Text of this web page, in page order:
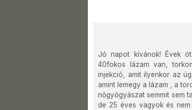
Jó napot kívánok! Évek
40fokos lázam van,
injekció, amit ilyenkor az
amint lemegy a lázam , a
nőgyógyászat semmit sem
de 25 éves vagyok és